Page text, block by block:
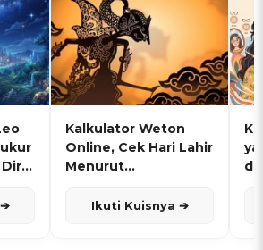
Kalkulator Weton
Online, Cek Hari Lahir
Menurut
Ikuti Kuisnya ➔